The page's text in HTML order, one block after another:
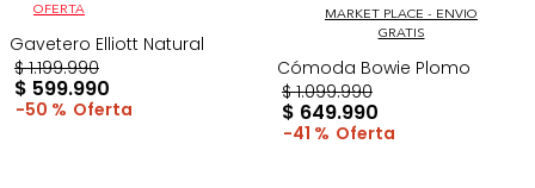
OFERTA
Gavetero Elliott Natural
$ 1.199.990
$ 599.990
50 %
MARKET PLACE - ENVIO
GRATIS
Cómoda Bowie Plomo
$ 1.099.990
$ 649.990
41 %